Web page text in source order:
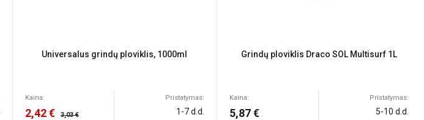
Universalus grindų ploviklis, 1000ml
Kaina:
2,42 € 3,03 €
Pristatymas:
1-7 d.d.
Grindų ploviklis Draco SOL Multisurf 1L
Kaina:
5,87 €
Pristatymas:
5-10 d.d.